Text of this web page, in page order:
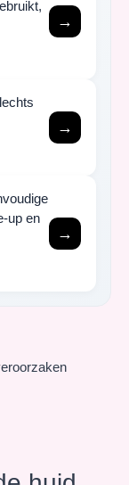
→
→
up en
→